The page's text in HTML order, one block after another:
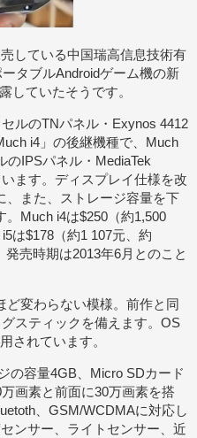
している中国瑞高信息技術有
タブルAndroidゲーム機の新
していたそうです。
ルのTNパネル・Exynos 4412
i4」の後継機種で、Much
のIPSパネル・MediaTek
ます。ディスプレイ仕様を改
、また、ストレージ容量を下
Much i4は$250（約1,500
は$178（約1 107元、約
売時期は2013年6月とのこと
ど変わらない模様。前作と同
スティックを備えます。OS
されています。
の容量4GB、Micro SDカード
画素と前面に30万画素を搭
、GSM/WCDMAに対応し
ンサー、ライトセンサー、近